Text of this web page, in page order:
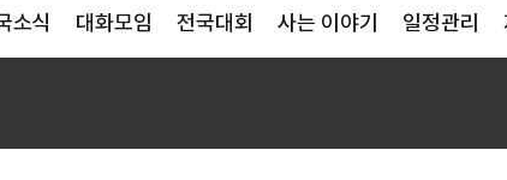
소식 대화모임 전국대회 사는 이야기 일정관리